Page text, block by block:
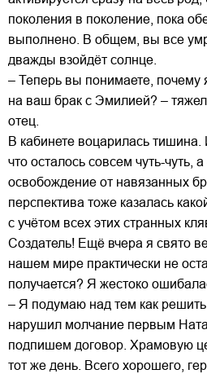
поколения в поколение, пока
выполнено. В общем, вы все
дважды взойдёт солнце.
– Теперь вы понимаете, почему
на ваш брак с Эмилией? –
отец.
В кабинете воцарилась
что осталось совсем чуть-чуть,
освобождение от навязанных
перспектива тоже казалась
с учётом всех этих странных
Создатель! Ещё вчера я свято
нашем мире практически не
получается? Я жестоко
– Я подумаю над тем как решить
нарушил молчание первым
подпишем договор. Храмовую
тот же день. Всего хорошего,